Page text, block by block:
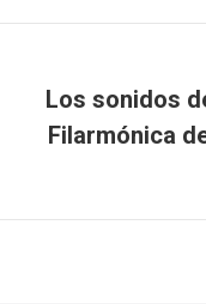
Next
Los sonidos
Filarmónica